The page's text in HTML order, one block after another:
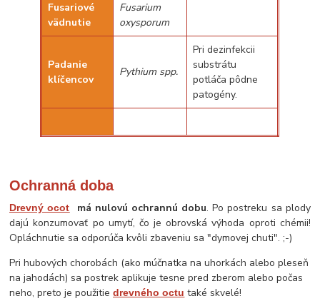
Fusariové
vädnutie
Fusarium
oxysporum
Padanie
klíčencov
Pythium spp.
Pri dezinfekcii
substrátu
potláča pôdne
patogény.
Ochranná doba
Drevný ocot má nulovú ochrannú dobu. Po postreku sa plody
dajú konzumovať po umytí, čo je obrovská výhoda oproti chémii!
Opláchnutie sa odporúča kvôli zbaveniu sa "dymovej chuti". ;-)
Pri hubových chorobách (ako múčnatka na uhorkách alebo pleseň
na jahodách) sa postrek aplikuje tesne pred zberom alebo počas
neho, preto je použitiedrevného octu také skvelé!